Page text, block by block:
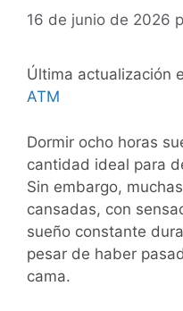
16 de junio de 2026
Última actualización
ATM
Dormir ocho horas
cantidad ideal para
Sin embargo,
cansadas, con
sueño constante
pesar de haber
cama.